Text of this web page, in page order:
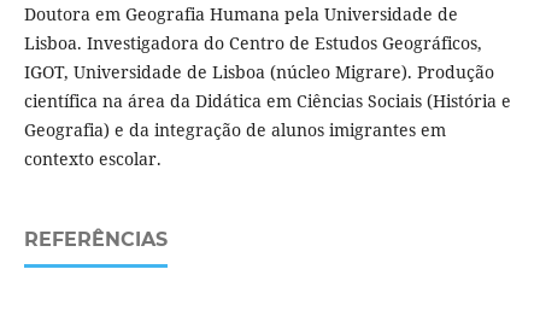
Doutora em Geografia Humana pela Universidade de
Lisboa. Investigadora do Centro de Estudos Geográficos,
IGOT, Universidade de Lisboa (núcleo Migrare). Produção
científica na área da Didática em Ciências Sociais (História e
Geografia) e da integração de alunos imigrantes em
contexto escolar.
REFERÊNCIAS